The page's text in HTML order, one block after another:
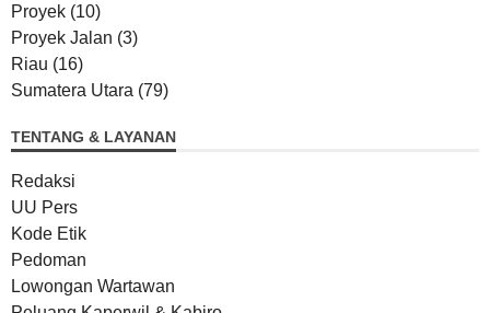
Proyek (10)
Proyek Jalan (3)
Riau (16)
Sumatera Utara (79)
TENTANG & LAYANAN
Redaksi
UU Pers
Kode Etik
Pedoman
Lowongan Wartawan